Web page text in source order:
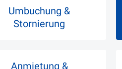
Umbuchung &
Stornierung
Anmietung &